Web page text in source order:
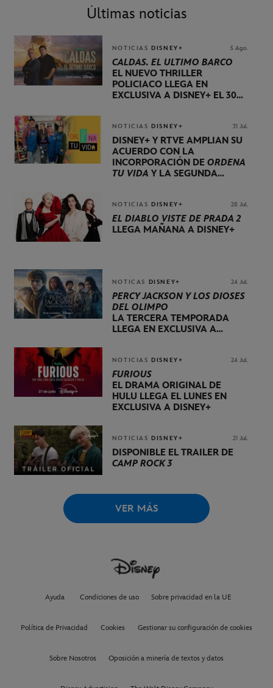
Últimas noticias
NOTICIAS DISNEY+ 5 Ago.
CALDAS. EL ÚLTIMO BARCO
EL NUEVO THRILLER
POLICIACO LLEGA EN
EXCLUSIVA A DISNEY+ EL 30
NOTICIAS DISNEY+ 31 Jul.
DISNEY+ Y RTVE AMPLÍAN SU
ACUERDO CON LA
INCORPORACIÓN DE ORDENA
TU VIDA Y LA SEGUNDA
NOTICIAS DISNEY+ 28 Jul.
EL DIABLO VISTE DE PRADA 2
LLEGA MAÑANA A DISNEY+
NOTICAS DISNEY+ 24 Jul.
PERCY JACKSON Y LOS DIOSES
DEL OLIMPO
LA TERCERA TEMPORADA
LLEGA EN EXCLUSIVA A
NOTICIAS DISNEY+ 24 Jul.
FURIOUS
EL DRAMA ORIGINAL DE
HULU LLEGA EL LUNES EN
EXCLUSIVA A DISNEY+
NOTICIAS DISNEY+ 21 Jul.
DISPONIBLE EL TRÁILER DE
CAMP ROCK 3
VER MÁS
Ayuda Condiciones de uso Sobre privacidad en la UE
Política de Privacidad Cookies Gestionar su configuración de cookies
Sobre Nosotros Oposición a minería de textos y datos